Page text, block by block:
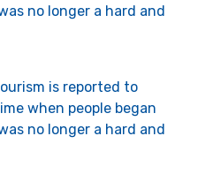
no longer a hard and
is reported to
when people began
no longer a hard and